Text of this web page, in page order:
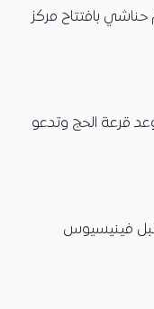
حناشي بافتتاح مركز
قرعة الحج وتدعو
فينيسيوس